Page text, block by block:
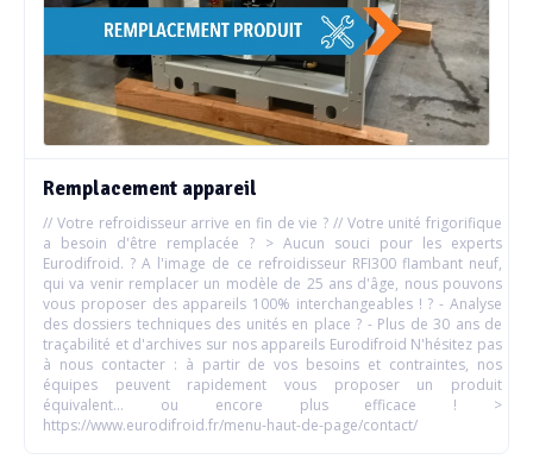
Remplacement appareil
// Votre refroidisseur arrive en fin de vie ? // Votre unité frigorifique
a besoin d'être remplacée ? > Aucun souci pour les experts
Eurodifroid. ? A l'image de ce refroidisseur RFI300 flambant neuf,
qui va venir remplacer un modèle de 25 ans d'âge, nous pouvons
vous proposer des appareils 100% interchangeables ! ? - Analyse
des dossiers techniques des unités en place ? - Plus de 30 ans de
traçabilité et d'archives sur nos appareils Eurodifroid N'hésitez pas
à nous contacter : à partir de vos besoins et contraintes, nos
équipes peuvent rapidement vous proposer un produit
équivalent... ou encore plus efficace ! >
https://www.eurodifroid.fr/menu-haut-de-page/contact/